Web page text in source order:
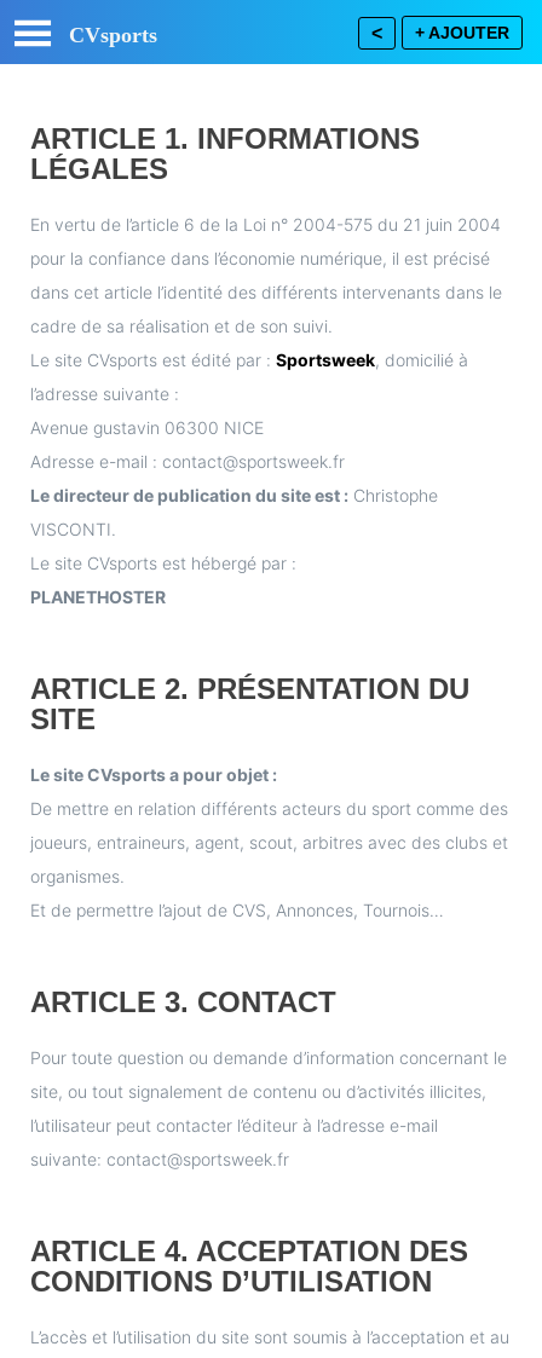
CVsports + AJOUTER
<
ARTICLE 1. INFORMATIONS
LÉGALES
En vertu de l’article 6 de la Loi n° 2004-575 du 21 juin 2004
pour la confiance dans l’économie numérique, il est précisé
dans cet article l’identité des différents intervenants dans le
cadre de sa réalisation et de son suivi.
Le site CVsports est édité par : Sportsweek, domicilié à
l’adresse suivante :
Avenue gustavin 06300 NICE
Adresse e-mail : contact@sportsweek.fr
Le directeur de publication du site est : Christophe
VISCONTI.
Le site CVsports est hébergé par :
PLANETHOSTER
ARTICLE 2. PRÉSENTATION DU
SITE
Le site CVsports a pour objet :
De mettre en relation différents acteurs du sport comme des
joueurs, entraineurs, agent, scout, arbitres avec des clubs et
organismes.
Et de permettre l’ajout de CVS, Annonces, Tournois…
ARTICLE 3. CONTACT
Pour toute question ou demande d’information concernant le
site, ou tout signalement de contenu ou d’activités illicites,
l’utilisateur peut contacter l’éditeur à l’adresse e-mail
suivante: contact@sportsweek.fr
ARTICLE 4. ACCEPTATION DES
CONDITIONS D’UTILISATION
L’accès et l’utilisation du site sont soumis à l’acceptation et au